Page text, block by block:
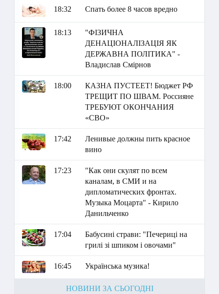
18:32 Спать более 8 часов вредно
18:13
"ФІЗИЧНА
ДЕНАЦІОНАЛІЗАЦІЯ ЯК
ДЕРЖАВНА ПОЛІТИКА" -
Владислав Смірнов
18:00
КАЗНА ПУСТЕЕТ! Бюджет РФ
ТРЕЩИТ ПО ШВАМ. Россияне
ТРЕБУЮТ ОКОНЧАНИЯ
«СВО»
17:42
Ленивые должны пить красное
вино
17:23
"Как они скулят по всем
каналам, в СМИ и на
дипломатических фронтах.
Музыка Моцарта" - Кирило
Данильченко
17:04
Бабусині страви: "Печериці на
грилі зі шпиком і овочами"
16:45 Українська музика!
НОВИНИ ЗА СЬОГОДНІ